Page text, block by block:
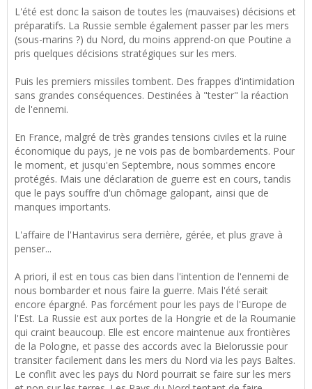
L'été est donc la saison de toutes les (mauvaises) décisions et
préparatifs. La Russie semble également passer par les mers
(sous-marins ?) du Nord, du moins apprend-on que Poutine a
pris quelques décisions stratégiques sur les mers.
Puis les premiers missiles tombent. Des frappes d'intimidation
sans grandes conséquences. Destinées à "tester" la réaction
de l'ennemi.
En France, malgré de très grandes tensions civiles et la ruine
économique du pays, je ne vois pas de bombardements. Pour
le moment, et jusqu'en Septembre, nous sommes encore
protégés. Mais une déclaration de guerre est en cours, tandis
que le pays souffre d'un chômage galopant, ainsi que de
manques importants.
L'affaire de l'Hantavirus sera derrière, gérée, et plus grave à
penser...
A priori, il est en tous cas bien dans l'intention de l'ennemi de
nous bombarder et nous faire la guerre. Mais l'été serait
encore épargné. Pas forcément pour les pays de l'Europe de
l'Est. La Russie est aux portes de la Hongrie et de la Roumanie
qui craint beaucoup. Elle est encore maintenue aux frontières
de la Pologne, et passe des accords avec la Bielorussie pour
transiter facilement dans les mers du Nord via les pays Baltes.
Le conflit avec les pays du Nord pourrait se faire sur les mers